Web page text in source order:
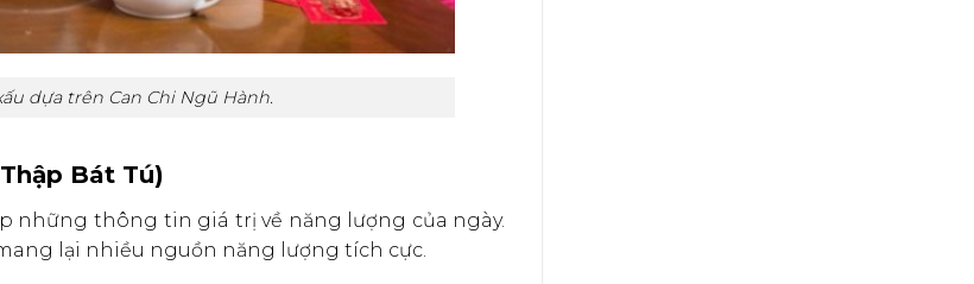
dựa trên Can Chi Ngũ Hành.
Bát Tú)
những thông tin giá trị về năng lượng của ngày.
lại nhiều nguồn năng lượng tích cực.